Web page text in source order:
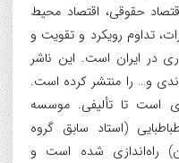
حقوقی، اقتصاد محیط
تداوم رویکرد و تقویت و
در ایران است. این ناشر
و… را منتشر کرده است.
است تا تألیفی. موسسه
(استاد سابق گروه
راه‌اندازی شده است و